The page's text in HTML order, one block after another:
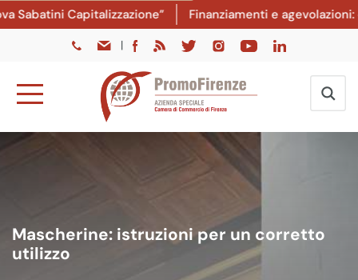
Capitalizzazione” Finanziamenti e agevolazioni:
|
Mascherine: istruzioni per un corretto
utilizzo